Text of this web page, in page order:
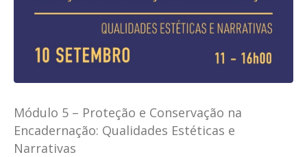
Módulo 5 – Proteção e Conservação na
Encadernação: Qualidades Estéticas e
Narrativas